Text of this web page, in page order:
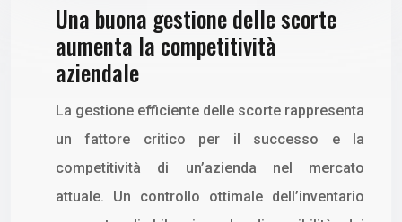
Una buona gestione delle scorte
aumenta la competitività
aziendale
La gestione efficiente delle scorte rappresenta
un fattore critico per il successo e la
competitività di un’azienda nel mercato
attuale. Un controllo ottimale dell’inventario